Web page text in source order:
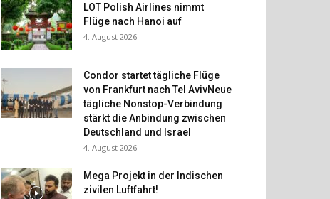
LOT Polish Airlines nimmt
Flüge nach Hanoi auf
4. August 2026
Condor startet tägliche Flüge
von Frankfurt nach Tel AvivNeue
tägliche Nonstop-Verbindung
stärkt die Anbindung zwischen
Deutschland und Israel
4. August 2026
Mega Projekt in der Indischen
zivilen Luftfahrt!